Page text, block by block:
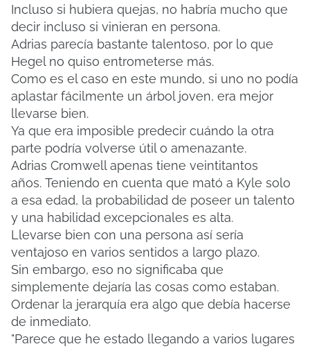
Incluso si hubiera quejas, no habría mucho que
decir incluso si vinieran en persona.
Adrias parecía bastante talentoso, por lo que
Hegel no quiso entrometerse más.
Como es el caso en este mundo, si uno no podía
aplastar fácilmente un árbol joven, era mejor
llevarse bien.
Ya que era imposible predecir cuándo la otra
parte podría volverse útil o amenazante.
Adrias Cromwell apenas tiene veintitantos
años. Teniendo en cuenta que mató a Kyle solo
a esa edad, la probabilidad de poseer un talento
y una habilidad excepcionales es alta.
Llevarse bien con una persona así sería
ventajoso en varios sentidos a largo plazo.
Sin embargo, eso no significaba que
simplemente dejaría las cosas como estaban.
Ordenar la jerarquía era algo que debía hacerse
de inmediato.
"Parece que he estado llegando a varios lugares